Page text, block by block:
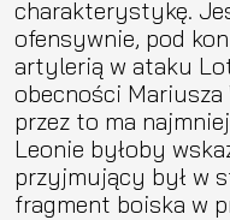
charakterystykę.
ofensywnie, pod
artylerią w ataku
obecności Mariusza
przez to ma
Leonie byłoby
przyjmujący był w
fragment boiska w